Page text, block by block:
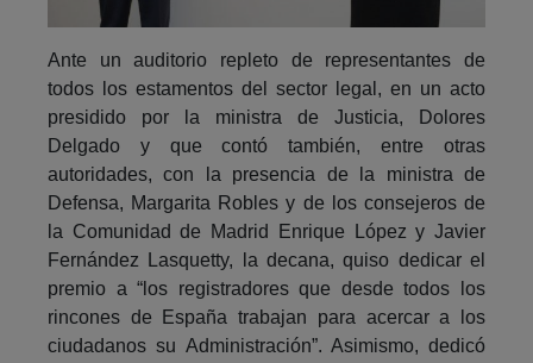
Ante un auditorio repleto de representantes de
todos los estamentos del sector legal, en un acto
presidido por la ministra de Justicia, Dolores
Delgado y que contó también, entre otras
autoridades, con la presencia de la ministra de
Defensa, Margarita Robles y de los consejeros de
la Comunidad de Madrid Enrique López y Javier
Fernández Lasquetty, la decana, quiso dedicar el
premio a “los registradores que desde todos los
rincones de España trabajan para acercar a los
ciudadanos su Administración”. Asimismo, dedicó